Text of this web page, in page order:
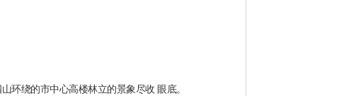
环绕的市中心高楼林立的景象尽收 眼底。